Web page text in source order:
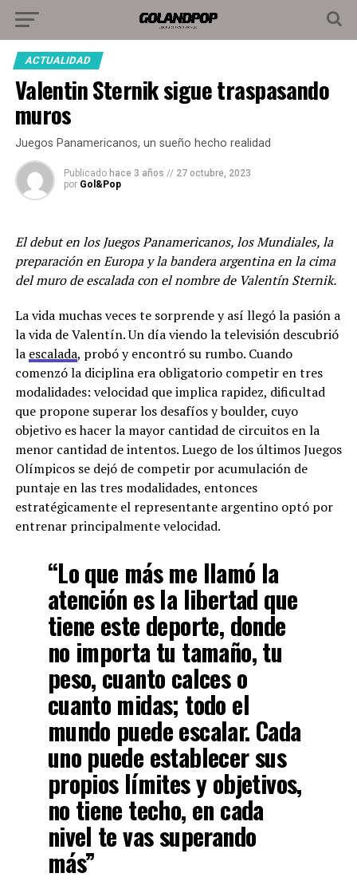
ACTUALIDAD
Valentin Sternik sigue traspasando
muros
Juegos Panamericanos, un sueño hecho realidad
Publicado hace 3 años // 27 octubre, 2023
por Gol&Pop
El debut en los Juegos Panamericanos, los Mundiales, la
preparación en Europa y la bandera argentina en la cima
del muro de escalada con el nombre de Valentín Sternik.
La vida muchas veces te sorprende y así llegó la pasión a
la vida de Valentín. Un día viendo la televisión descubrió
la escalada, probó y encontró su rumbo. Cuando
comenzó la diciplina era obligatorio competir en tres
modalidades: velocidad que implica rapidez, dificultad
que propone superar los desafíos y boulder, cuyo
objetivo es hacer la mayor cantidad de circuitos en la
menor cantidad de intentos. Luego de los últimos Juegos
Olímpicos se dejó de competir por acumulación de
puntaje en las tres modalidades, entonces
estratégicamente el representante argentino optó por
entrenar principalmente velocidad.
“Lo que más me llamó la
atención es la libertad que
tiene este deporte, donde
no importa tu tamaño, tu
peso, cuanto calces o
cuanto midas; todo el
mundo puede escalar. Cada
uno puede establecer sus
propios límites y objetivos,
no tiene techo, en cada
nivel te vas superando
más”